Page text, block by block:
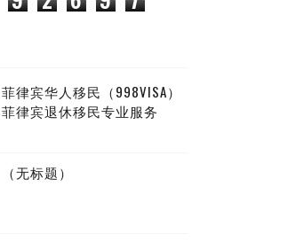
菲律宾华人移民（998VISA）
菲律宾退休移民专业服务
（无标题）